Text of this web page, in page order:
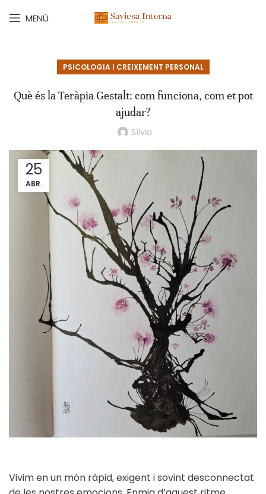
MENÚ
PSICOLOGIA I CREIXEMENT PERSONAL
Què és la Teràpia Gestalt: com funciona, com et pot
ajudar?
Sílvia
25
ABR.
Vivim en un món ràpid, exigent i sovint desconnectat